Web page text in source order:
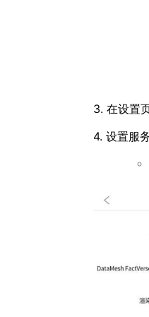
3. 在设置
4. 设置服